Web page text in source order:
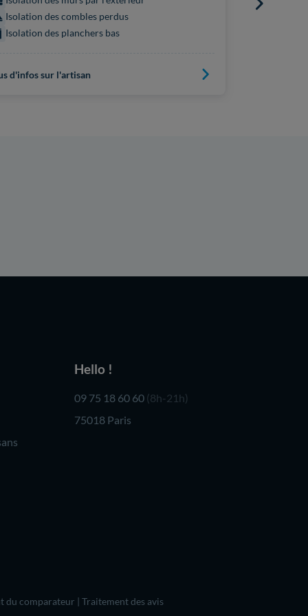
Isolation des combles perdus
Isolation des planchers bas
d'infos sur l'artisan
Hello !
09 75 18 60 60 (8h-21h)
75018 Paris
du comparateur | Traitement des avis